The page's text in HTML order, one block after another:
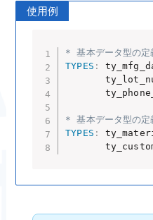
使用例
* 基本データ型の定
TYPES :
* 基本データ型の定
TYPES :